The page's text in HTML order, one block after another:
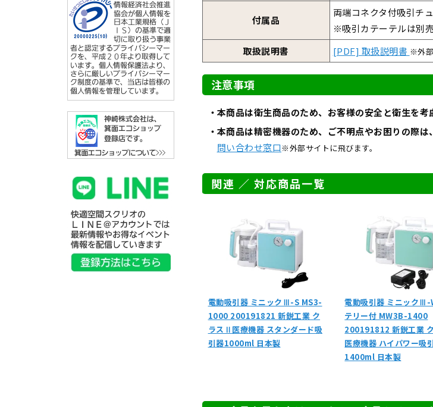
付属品
両端コネクタ付吸引チ
※吸引カテーテルは別売
取扱説明書
[PDF] 取扱説明書 ※外部
注意事項
本商品は衛生商品のため、お客様の安全と衛生を考
本商品は精密機器のため、ご不明点やお困りの際は
問い合わせ窓口※外部サイトに飛びます。
関連 ／ 対応商品一覧
電動吸引器 ミニックⅢ-S MS3-
1000 200191821 新鋭工業 ク
ラスⅡ医療機器 スタンダード吸
引器1000ml 日本製
電動吸引器 ミニックⅢ-
テリー付 MW3B-1400
200191812 新鋭工業
医療機器 ハイパワー吸
1400ml 日本製